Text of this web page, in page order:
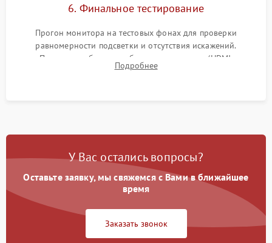
6. Финальное тестирование
Прогон монитора на тестовых фонах для проверки
равномерности подсветки и отсутствия искажений.
Проверка работоспособности всех портов (HDMI,
DisplayPort, VGA) и кнопок управления под нагрузкой в
Подробнее
У Вас остались вопросы?
Оставьте заявку, мы свяжемся с Вами в ближайшее
время
Заказать звонок